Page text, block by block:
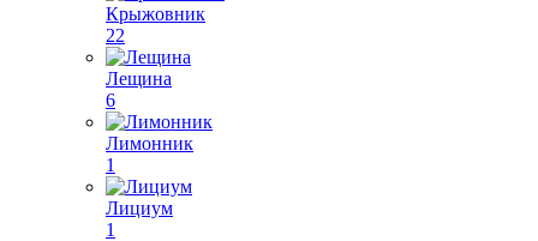
Крыжовник
22
Лещина
6
Лимонник
1
Лициум
1